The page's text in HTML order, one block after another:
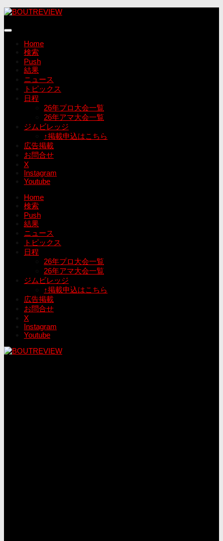
コ
テ
Home
検索
Push
結果
ニュース
トピックス
日程
26年プロ大会一覧
26年アマ大会一覧
ジムビレッジ
↑掲載申込はこちら
広告掲載
お問合せ
X
Instagram
Youtube
Home
検索
Push
結果
ニュース
トピックス
日程
26年プロ大会一覧
26年アマ大会一覧
ジムビレッジ
↑掲載申込はこちら
広告掲載
お問合せ
X
Instagram
Youtube